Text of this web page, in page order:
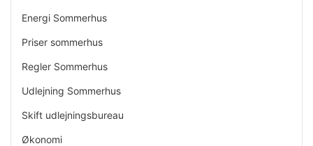
Energi Sommerhus
Priser sommerhus
Regler Sommerhus
Udlejning Sommerhus
Skift udlejningsbureau
Økonomi